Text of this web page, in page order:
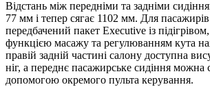
Відстань між передніми та задніми
77 мм і тепер сягає 1102 мм. Для
передбачений пакет Executive із
функцією масажу та регулюванням кута
правій задній частині салону доступна
ніг, а переднє пасажирське сидіння можна
допомогою окремого пульта керування.